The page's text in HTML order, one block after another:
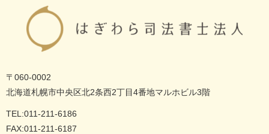
〒060-0002
北海道札幌市中央区北2条西2丁目4番地マルホビル3階
TEL:011-211-6186
FAX:011-211-6187